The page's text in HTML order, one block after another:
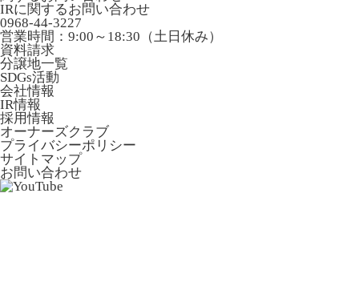
IRに関するお問い合わせ
0968-44-3227
営業時間：9:00～18:30（土日休み）
資料請求
分譲地一覧
SDGs活動
会社情報
IR情報
採用情報
オーナーズクラブ
プライバシーポリシー
サイトマップ
お問い合わせ